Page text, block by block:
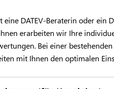
DATEV-Beraterin oder ein
erarbeiten wir Ihre
Bei einer
mit Ihnen den optimalen